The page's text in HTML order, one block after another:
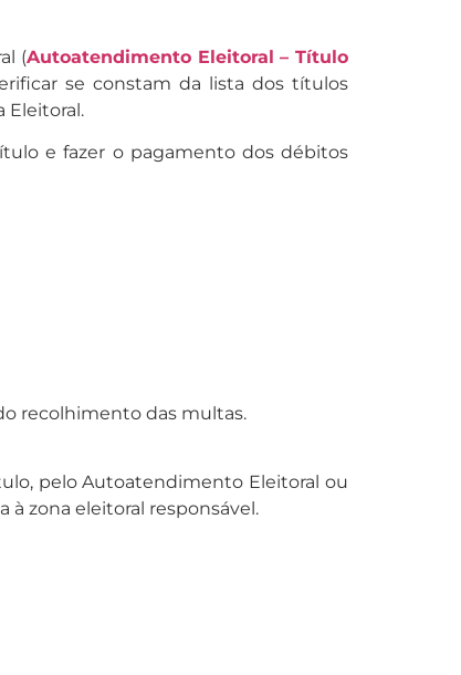
(Autoatendimento Eleitoral – Título
se constam da lista dos títulos
Eleitoral.
e fazer o pagamento dos débitos
recolhimento das multas.
pelo Autoatendimento Eleitoral ou
zona eleitoral responsável.